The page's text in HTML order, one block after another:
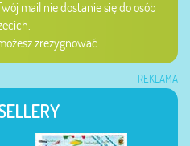
mail nie dostanie się do osób
zrezygnować.
REKLAMA